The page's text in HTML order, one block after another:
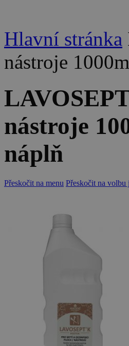
Hlavní stránka
nástroje
nástroje
náplň
Přeskočit na menu Přeskočit na volbu